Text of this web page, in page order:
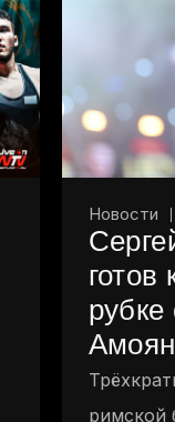
Новости
римской